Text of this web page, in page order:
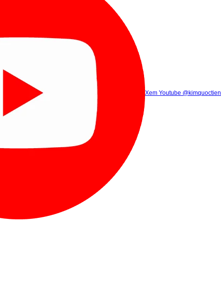
Xem Tik Tok
Gọi điện (8h00 - 21h30)
Xem Youtube @kimquoctien